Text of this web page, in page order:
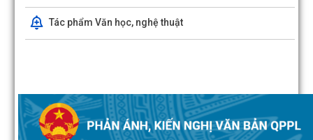
Tác phẩm Văn học, nghệ thuật
Bàn giao mốc giải phóng mặt bằng Dự án phát triển thành phố
Phòng thích ứng với biến đổi khí...